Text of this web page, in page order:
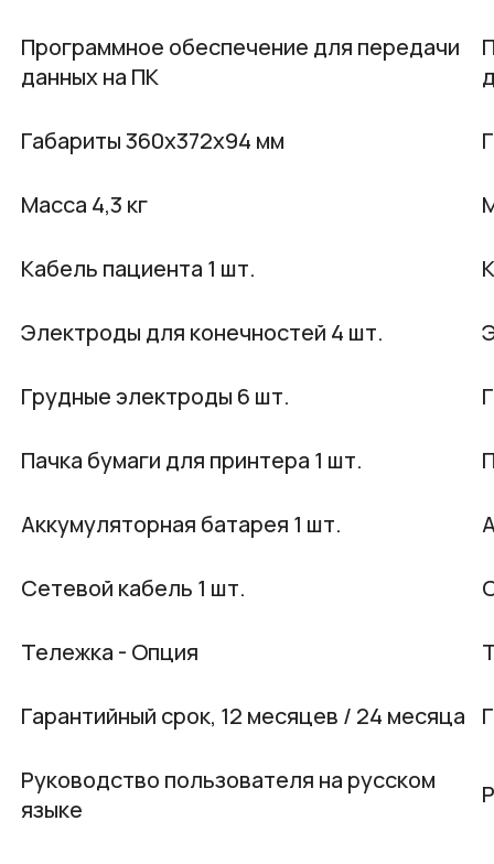
Программное обеспечение для передачи
данных на ПК
Габариты 360х372х94 мм
Масса 4,3 кг
Кабель пациента 1 шт.
Электроды для конечностей 4 шт.
Грудные электроды 6 шт.
Пачка бумаги для принтера 1 шт.
Аккумуляторная батарея 1 шт.
Сетевой кабель 1 шт.
Тележка - Опция
Гарантийный срок, 12 месяцев / 24 месяца
Руководство пользователя на русском
языке